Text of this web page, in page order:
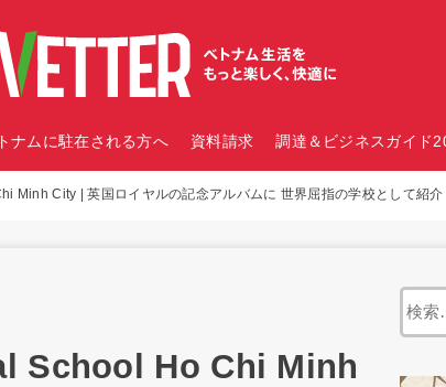
ナムに駐在される方へ 資料請求 調達＆ビジネスガイド
Minh City | 英国ロイヤルの記念アルバムに 世界屈指の学校として紹介
School Ho Chi Minh